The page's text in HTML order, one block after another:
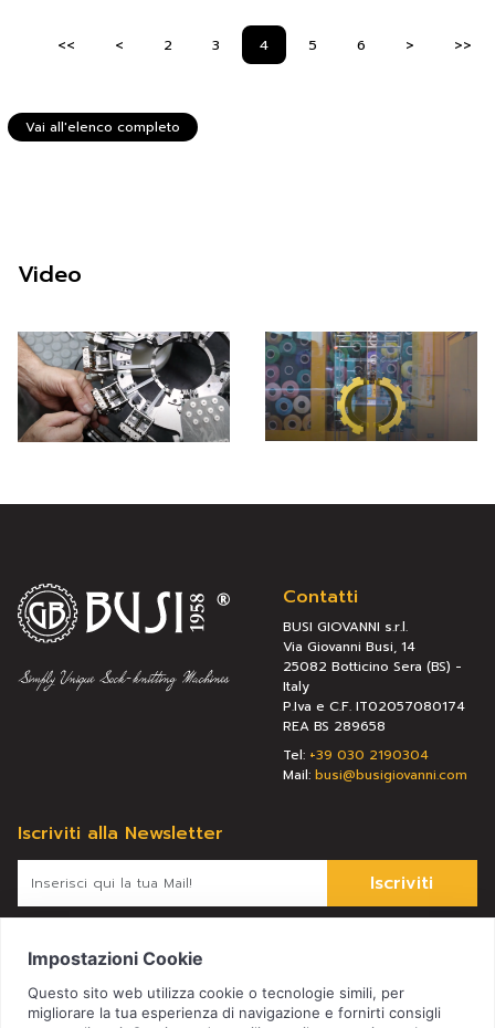
<< < 2 3 4 5 6 > >>
Vai all'elenco completo
Video
Contatti
BUSI GIOVANNI s.r.l.
Via Giovanni Busi, 14
25082 Botticino Sera (BS) -
Italy
P.Iva e C.F. IT02057080174
REA BS 289658
Tel: +39 030 2190304
Mail: busi@busigiovanni.com
Iscriviti alla Newsletter
Iscriviti
dati personali per le finalità ivi indicate.